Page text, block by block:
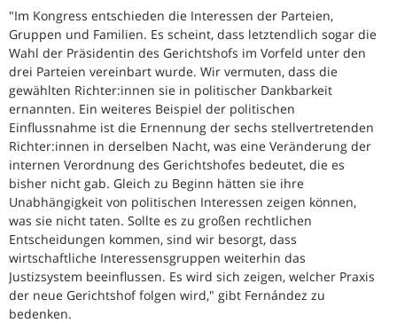
"Im Kongress entschieden die Interessen der Parteien,
Gruppen und Familien. Es scheint, dass letztendlich sogar die
Wahl der Präsidentin des Gerichtshofs im Vorfeld unter den
drei Parteien vereinbart wurde. Wir vermuten, dass die
gewählten Richter:innen sie in politischer Dankbarkeit
ernannten. Ein weiteres Beispiel der politischen
Einflussnahme ist die Ernennung der sechs stellvertretenden
Richter:innen in derselben Nacht, was eine Veränderung der
internen Verordnung des Gerichtshofes bedeutet, die es
bisher nicht gab. Gleich zu Beginn hätten sie ihre
Unabhängigkeit von politischen Interessen zeigen können,
was sie nicht taten. Sollte es zu großen rechtlichen
Entscheidungen kommen, sind wir besorgt, dass
wirtschaftliche Interessensgruppen weiterhin das
Justizsystem beeinflussen. Es wird sich zeigen, welcher Praxis
der neue Gerichtshof folgen wird," gibt Fernández zu
bedenken.